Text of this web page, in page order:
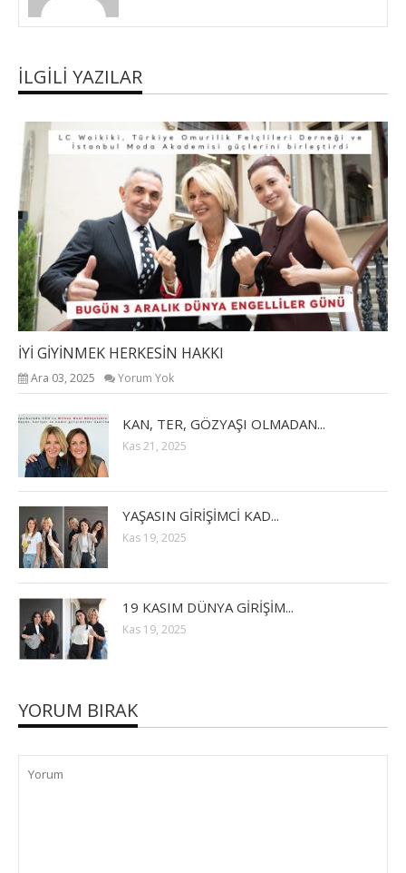
İLGILI YAZILAR
İYİ GİYİNMEK HERKESİN HAKKI
Ara 03, 2025 Yorum Yok
KAN, TER, GÖZYAŞI OLMADAN...
Kas 21, 2025
YAŞASIN GİRİŞİMCİ KAD...
Kas 19, 2025
19 KASIM DÜNYA GİRİŞİM...
Kas 19, 2025
YORUM BIRAK